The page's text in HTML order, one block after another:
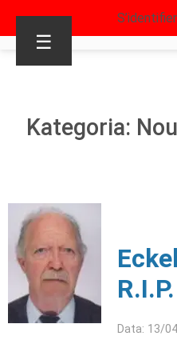
S’identifier
☰
Kategoria:
R.I.P.
Data: 13/